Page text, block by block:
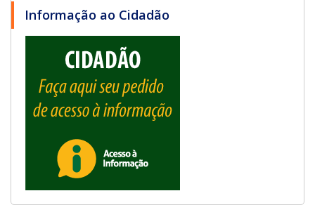
Informação ao Cidadão